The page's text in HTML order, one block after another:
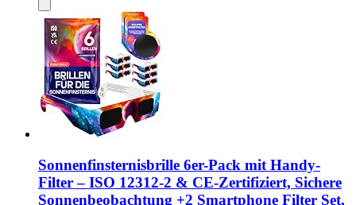
Sonnenfinsternisbrille 6er-Pack mit Handy-
Filter – ISO 12312-2 & CE-Zertifiziert, Sichere
Sonnenbeobachtung +2 Smartphone Filter Set,